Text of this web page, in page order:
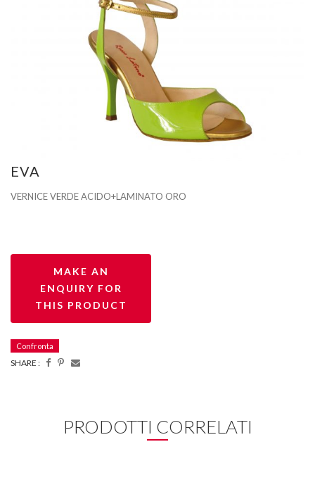
EVA
VERNICE VERDE ACIDO+LAMINATO ORO
Confronta
SHARE :
PRODOTTI CORRELATI